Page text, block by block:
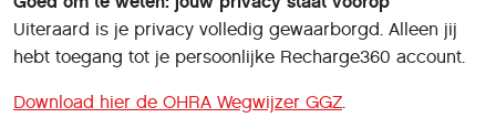
Uiteraard is je privacy volledig gewaarborgd. Alleen jij
hebt toegang tot je persoonlijke Recharge360 account.
Download hier de OHRA Wegwijzer GGZ